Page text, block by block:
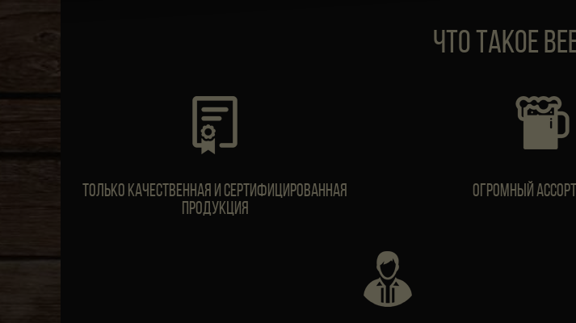
ЧТО ТАКОЕ
Только качественная и сертифицированная
продукция
Огромный